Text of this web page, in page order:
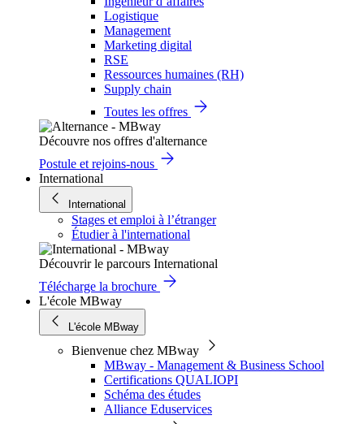
Logistique
Management
Marketing digital
RSE
Ressources humaines (RH)
Supply chain
Toutes les offres
Découvre nos offres d'alternance
Postule et rejoins-nous
International
International
Stages et emploi à l’étranger
Étudier à l'international
Découvrir le parcours International
Télécharge la brochure
L'école MBway
L'école MBway
Bienvenue chez MBway
MBway - Management & Business School
Certifications QUALIOPI
Schéma des études
Alliance Eduservices